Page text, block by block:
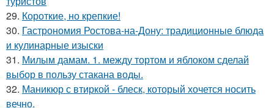
29. Короткие, но крепкие!
30. Гастрономия Ростова-на-Дону: традиционные блюда
и кулинарные изыски
31. Милым дамам. 1. между тортом и яблоком сделай
выбор в пользу стакана воды.
32. Маникюр с втиркой - блеск, который хочется носить
вечно.